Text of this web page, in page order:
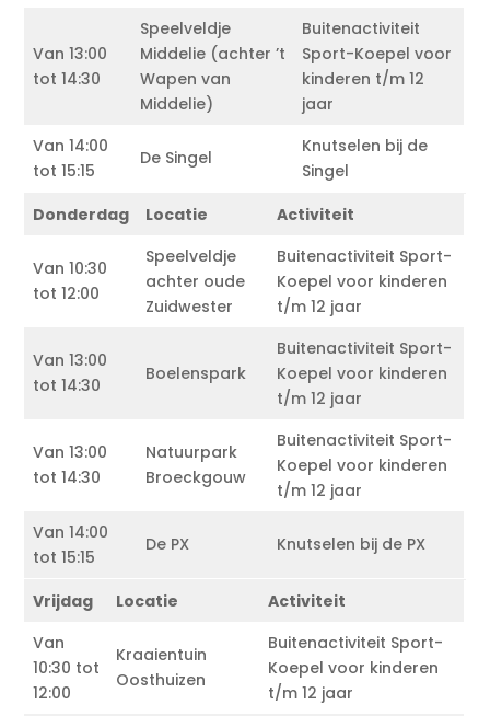
Van 13:00
tot 14:30
Speelveldje
Middelie (achter ’t
Wapen van
Middelie)
Buitenactiviteit
Sport-Koepel voor
kinderen t/m 12
jaar
Van 14:00
tot 15:15
De Singel
Knutselen bij de
Singel
Donderdag
Locatie Activiteit
Van 10:30
tot 12:00
Speelveldje
achter oude
Zuidwester
Buitenactiviteit Sport-
Koepel voor kinderen
t/m 12 jaar
Van 13:00
tot 14:30
Boelenspark
Buitenactiviteit Sport-
Koepel voor kinderen
t/m 12 jaar
Van 13:00
tot 14:30
Natuurpark
Broeckgouw
Buitenactiviteit Sport-
Koepel voor kinderen
t/m 12 jaar
Van 14:00
tot 15:15
De PX Knutselen bij de PX
Vrijdag Locatie
Activiteit
Van
10:30 tot
12:00
Kraaientuin
Oosthuizen
Buitenactiviteit Sport-
Koepel voor kinderen
t/m 12 jaar